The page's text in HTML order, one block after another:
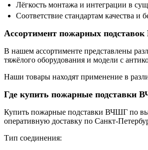
Лёгкость монтажа и интеграции в
Соответствие стандартам качества и
Ассортимент пожарных
В нашем ассортименте представлены
тяжёлого оборудования и модели с
Наши товары находят применение в
Где купить пожарные подставки
Купить пожарные подставки ВЧШГ по
оперативную доставку по Санкт-
Тип соединения: